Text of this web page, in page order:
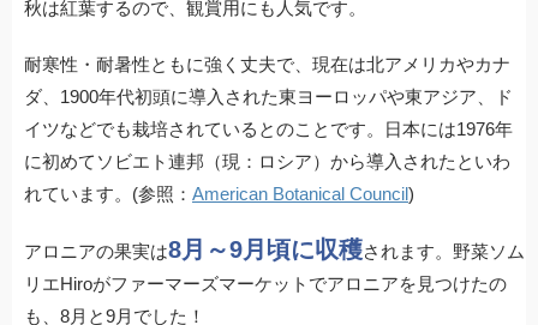
秋は紅葉するので、観賞用にも人気です。
耐寒性・耐暑性ともに強く丈夫で、現在は北アメリカやカナ
ダ、1900年代初頭に導入された東ヨーロッパや東アジア、ド
イツなどでも栽培されているとのことです。日本には1976年
に初めてソビエト連邦（現：ロシア）から導入されたといわ
れています。(参照： American Botanical Council)
アロニアの果実は8月～9月頃に収穫されます。野菜ソム
リエHiroがファーマーズマーケットでアロニアを見つけたの
も、8月と9月でした！